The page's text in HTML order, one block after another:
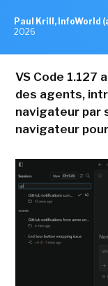
Paul Krill, InfoWorld
2026
VS Code 1.127
des agents,
navigateur par
navigateur